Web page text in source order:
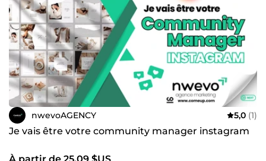
nwevoAGENCY 5,0 (1)
Je vais être votre community manager instagram